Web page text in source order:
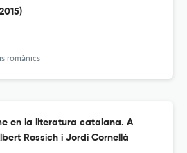
romànics
en la literatura catalana. A
Rossich i Jordi Cornellà